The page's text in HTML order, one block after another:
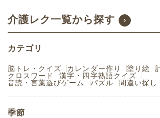
材（塗り絵・中
介護レク一覧から探す
カテゴリ
脳トレ・クイズ カレンダー作り 塗り絵
クロスワード
漢字・四字熟語クイズ
音読・言葉遊びゲーム
パズル 間違い探し
季節